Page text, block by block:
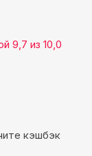
9,7 из 10,0
кэшбэк